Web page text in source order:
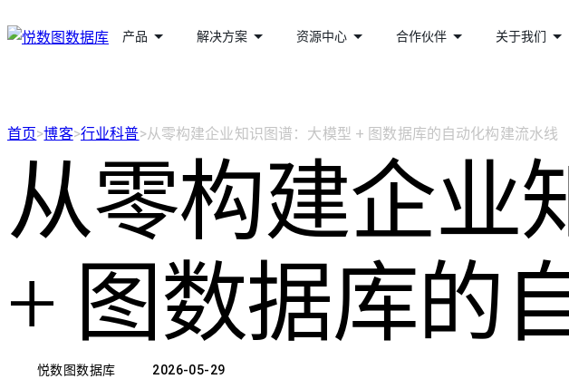
产品 解决方案 资源中心 合作伙伴 关于我们
首页>博客>行业科普>从零构建企业知识图谱：大模型 + 图数据库的自动化构建流水线
从零构建企业
+ 图数据库的
悦数图数据库 2026-05-29